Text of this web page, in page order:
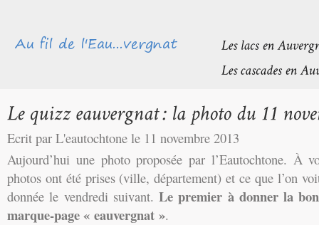
Ecrit par L'eautochtone le 11 novembre 2013
Aujourd’hui une photo proposée par l’Eautochtone. À
photos ont été prises (ville, département) et ce que l’on
donnée le vendredi suivant. Le premier à donner la
marque-page « eauvergnat ».